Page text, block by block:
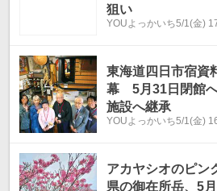
狙い
YOUよっかいち5/1(金)
東海道四日市宿
幕 5月31日閉館
施設へ継承
YOUよっかいち5/1(金)
アカヤシオのピン
県の御在所岳、5